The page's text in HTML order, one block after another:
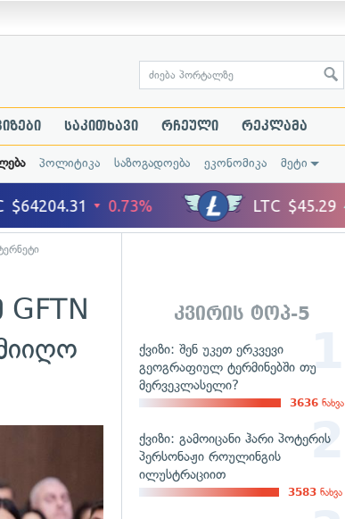
საკითხავი რჩეული რეკლამა
პოლიტიკა საზოგადოება ეკონომიკა მეტი
GFTN
კვირის ტოპ-5
ქვიზი: შენ უკეთ ერკვევი
გეოგრაფიულ ტერმინებში თუ
მერვეკლასელი?
3636 ნახვა
ქვიზი: გამოიცანი ჰარი პოტერის
პერსონაჟი როულინგის
ილუსტრაციით
3583 ნახვა